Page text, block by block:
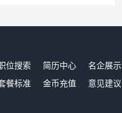
位搜索 简历中心 名企展示
餐标准
金币充值 意见建议